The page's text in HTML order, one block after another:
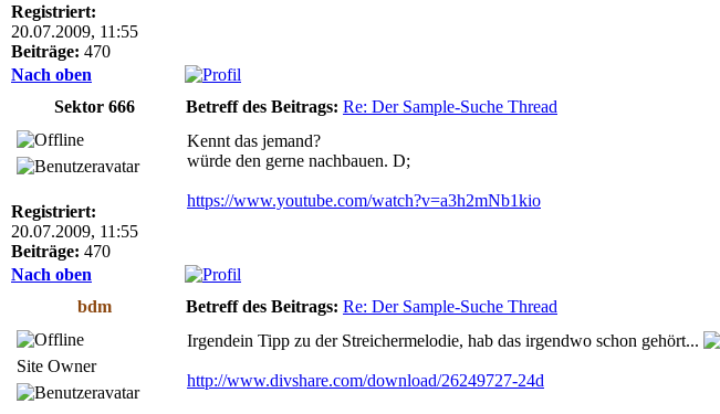
Registriert:
20.07.2009, 11:55
Beiträge: 470
Nach oben
Sektor 666
Betreff des Beitrags: Re: Der Sample-Suche Thread
Registriert:
20.07.2009, 11:55
Beiträge: 470
Kennt das jemand?
würde den gerne nachbauen. D;
https://www.youtube.com/watch?v=a3h2mNb1kio
Nach oben
bdm
Betreff des Beitrags: Re: Der Sample-Suche Thread
Site Owner
Irgendein Tipp zu der Streichermelodie, hab das irgendwo schon gehört...
http://www.divshare.com/download/26249727-24d